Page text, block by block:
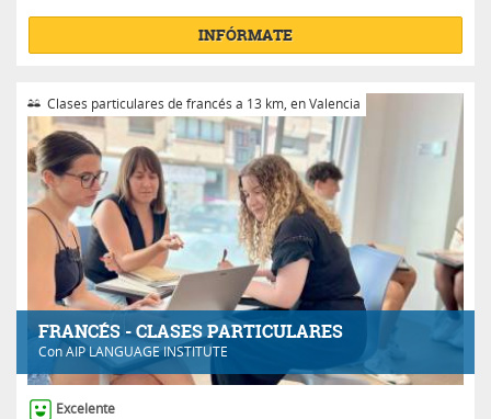
INFÓRMATE
FRANCÉS - CLASES PARTICULARES
ConAIP LANGUAGE INSTITUTE
Clases particulares de francés a 13 km, en Valencia
Excelente